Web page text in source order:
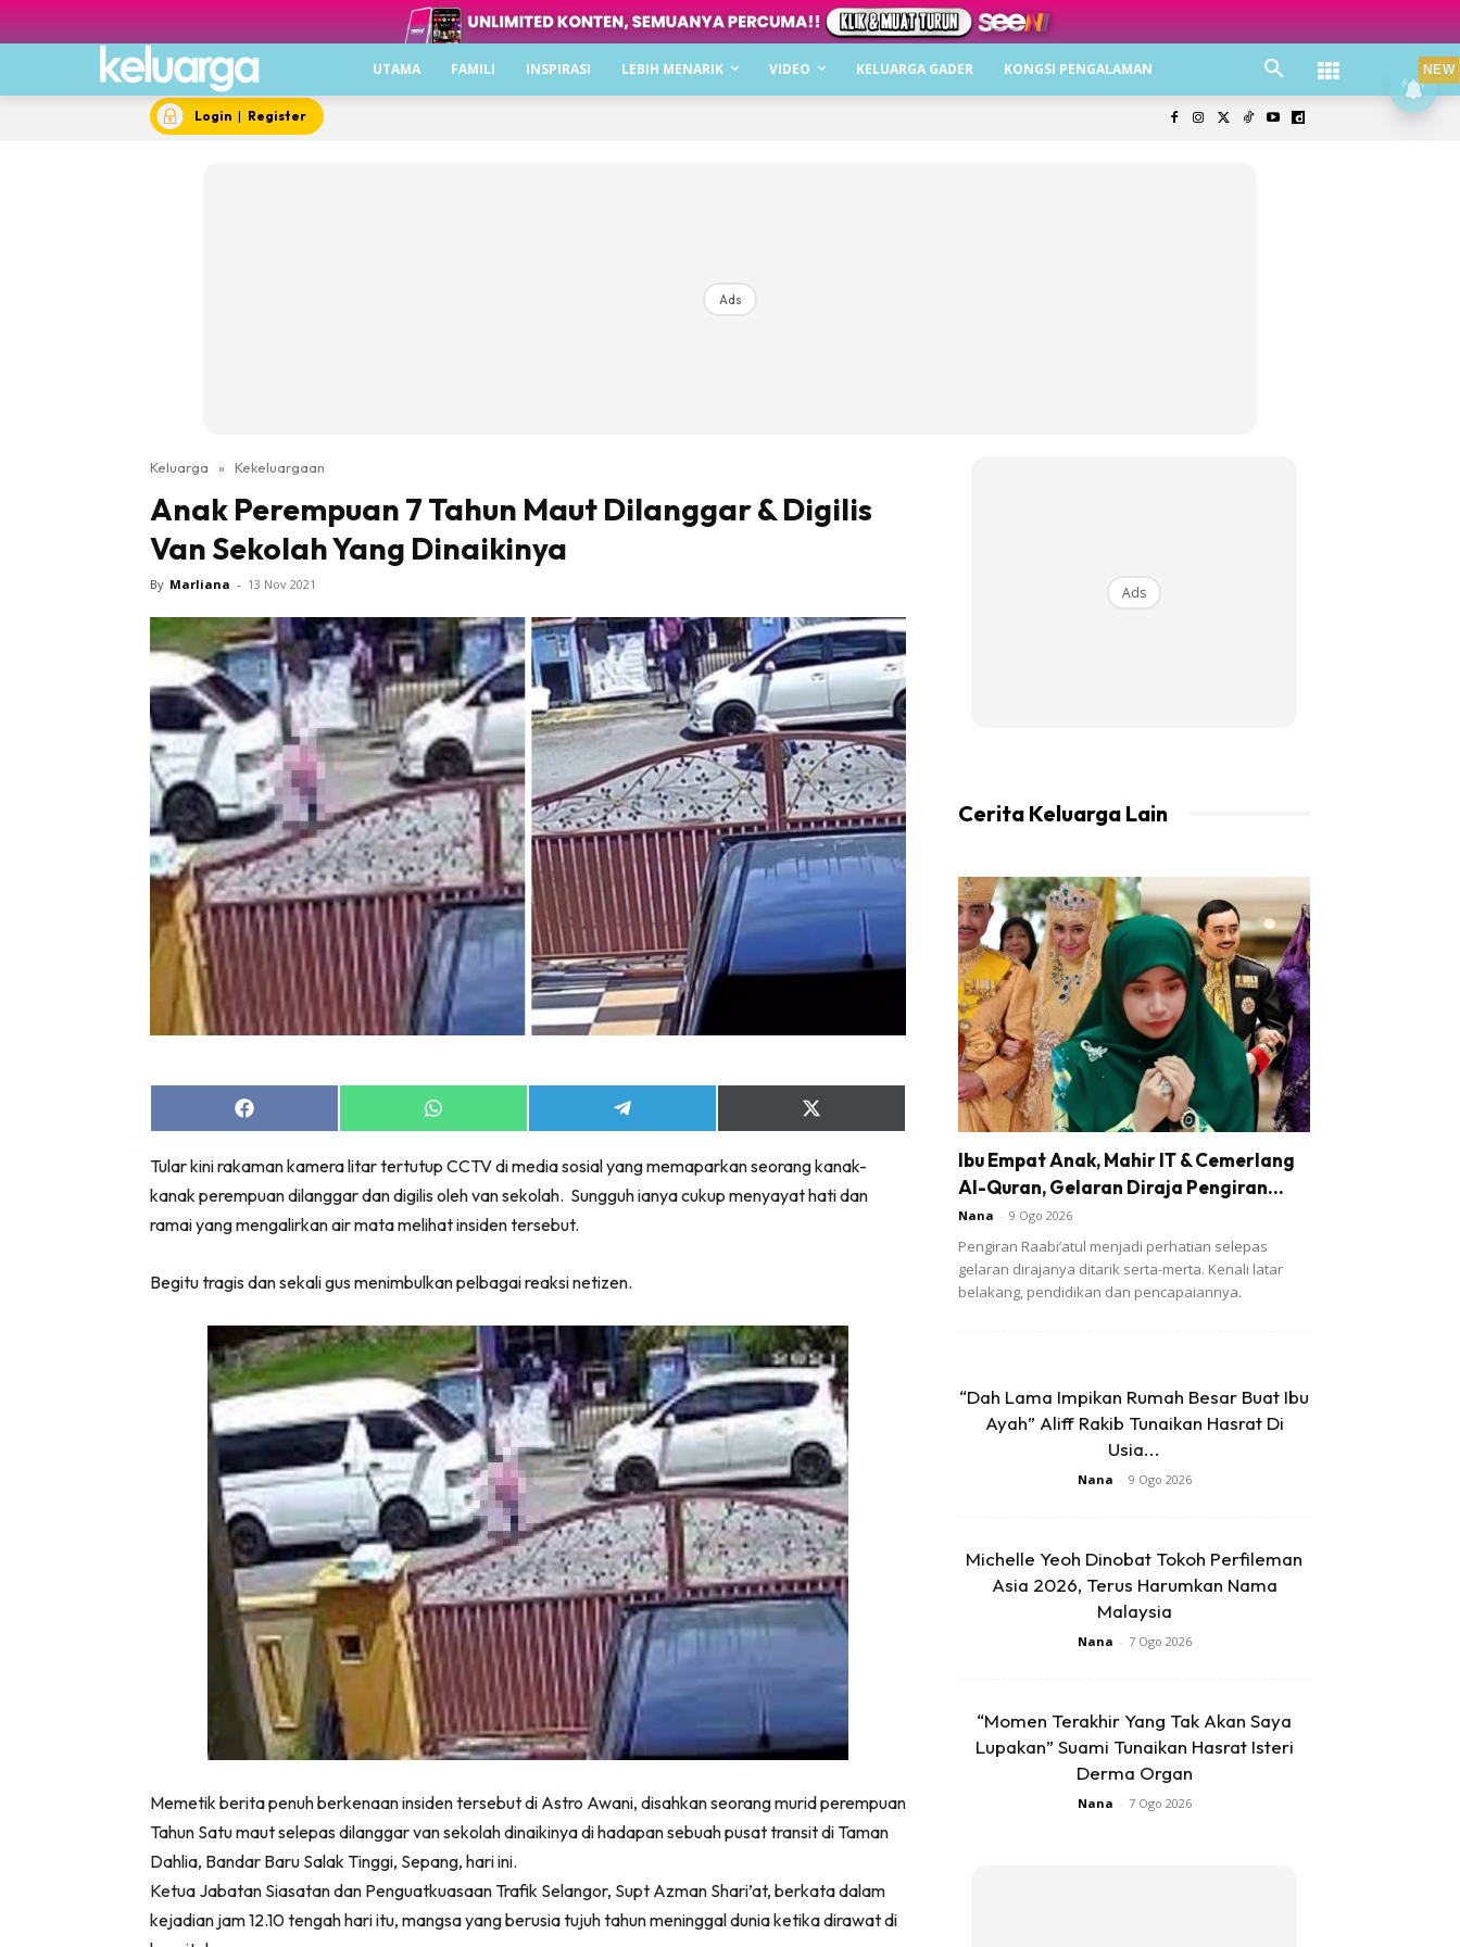
UTAMA FAMILI INSPIRASI LEBIH MENARIK VIDEO KELUARGA GADER KONGSI PENGALAMAN
Login | Register
Ads
Keluarga » Kekeluargaan
Anak Perempuan 7 Tahun Maut Dilanggar & Digilis
Van Sekolah Yang Dinaikinya
By Marliana - 13 Nov 2021
Share
on
Share
on
Share
on
Share
on
(Twitter)
Tular kini rakaman kamera litar tertutup CCTV di media sosial yang memaparkan seorang kanak-
kanak perempuan dilanggar dan digilis oleh van sekolah. Sungguh ianya cukup menyayat hati dan
ramai yang mengalirkan air mata melihat insiden tersebut.
Begitu tragis dan sekali gus menimbulkan pelbagai reaksi netizen.
Memetik berita penuh berkenaan insiden tersebut di Astro Awani, disahkan seorang murid perempuan
Tahun Satu maut selepas dilanggar van sekolah dinaikinya di hadapan sebuah pusat transit di Taman
Dahlia, Bandar Baru Salak Tinggi, Sepang, hari ini.
Ketua Jabatan Siasatan dan Penguatkuasaan Trafik Selangor, Supt Azman Shari’at, berkata dalam
kejadian jam 12.10 tengah hari itu, mangsa yang berusia tujuh tahun meninggal dunia ketika dirawat di
Ads
Cerita Keluarga Lain
Ibu Empat Anak, Mahir IT & Cemerlang
Al-Quran, Gelaran Diraja Pengiran...
Nana - 9 Ogo 2026
Pengiran Raabi’atul menjadi perhatian selepas
gelaran dirajanya ditarik serta-merta. Kenali latar
belakang, pendidikan dan pencapaiannya.
“Dah Lama Impikan Rumah Besar Buat Ibu
Ayah” Aliff Rakib Tunaikan Hasrat Di
Usia...
Nana - 9 Ogo 2026
Michelle Yeoh Dinobat Tokoh Perfileman
Asia 2026, Terus Harumkan Nama
Malaysia
Nana - 7 Ogo 2026
“Momen Terakhir Yang Tak Akan Saya
Lupakan” Suami Tunaikan Hasrat Isteri
Derma Organ
Nana - 7 Ogo 2026
NEW